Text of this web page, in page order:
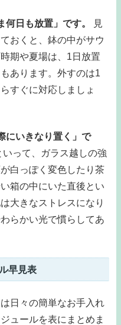
日も放置」です。
見
おくと、鉢の中がサウ
期や夏場は、1日放置
あります。外すのは1
すぐに対応しましょ
にいきなり置く」で
って、ガラス越しの強
白っぽく変色したり茶
箱の中にいた直後とい
大きなストレスになり
らかい光で慣らしてあ
早見表
日々の簡単なお手入れ
ュールを表にまとめま